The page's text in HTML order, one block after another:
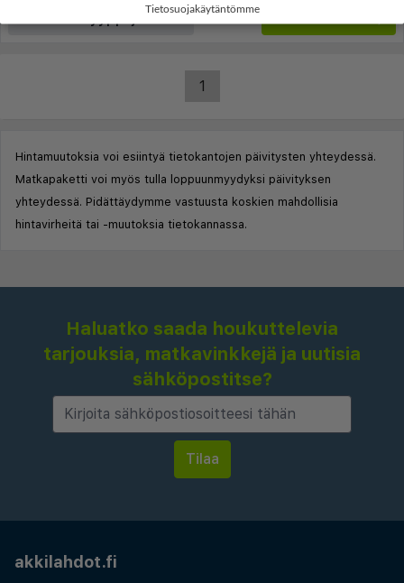
Huoneen tyyppi ja lento
1
Hintamuutoksia voi esiintyä tietokantojen päivitysten yhteydessä.
Matkapaketti voi myös tulla loppuunmyydyksi päivityksen
yhteydessä. Pidättäydymme vastuusta koskien mahdollisia
hintavirheitä tai -muutoksia tietokannassa.
Haluatko saada houkuttelevia
tarjouksia, matkavinkkejä ja uutisia
sähköpostitse?
akkilahdot.fi
Tietosuojakäytäntömme